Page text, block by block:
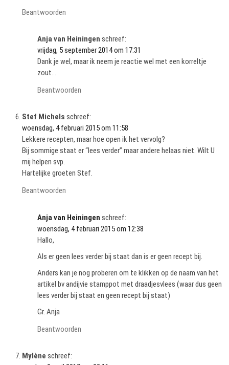
Beantwoorden
Anja van Heiningen schreef:
vrijdag, 5 september 2014 om 17:31
Dank je wel, maar ik neem je reactie wel met een korreltje
zout…
Beantwoorden
Stef Michels schreef:
woensdag, 4 februari 2015 om 11:58
Lekkere recepten, maar hoe open ik het vervolg?
Bij sommige staat er “lees verder” maar andere helaas niet. Wilt U
mij helpen svp.
Hartelijke groeten Stef.
Beantwoorden
Anja van Heiningen schreef:
woensdag, 4 februari 2015 om 12:38
Hallo,
Als er geen lees verder bij staat dan is er geen recept bij.
Anders kan je nog proberen om te klikken op de naam van het
artikel bv andijvie stamppot met draadjesvlees (waar dus geen
lees verder bij staat en geen recept bij staat)
Gr. Anja
Beantwoorden
Mylène schreef: